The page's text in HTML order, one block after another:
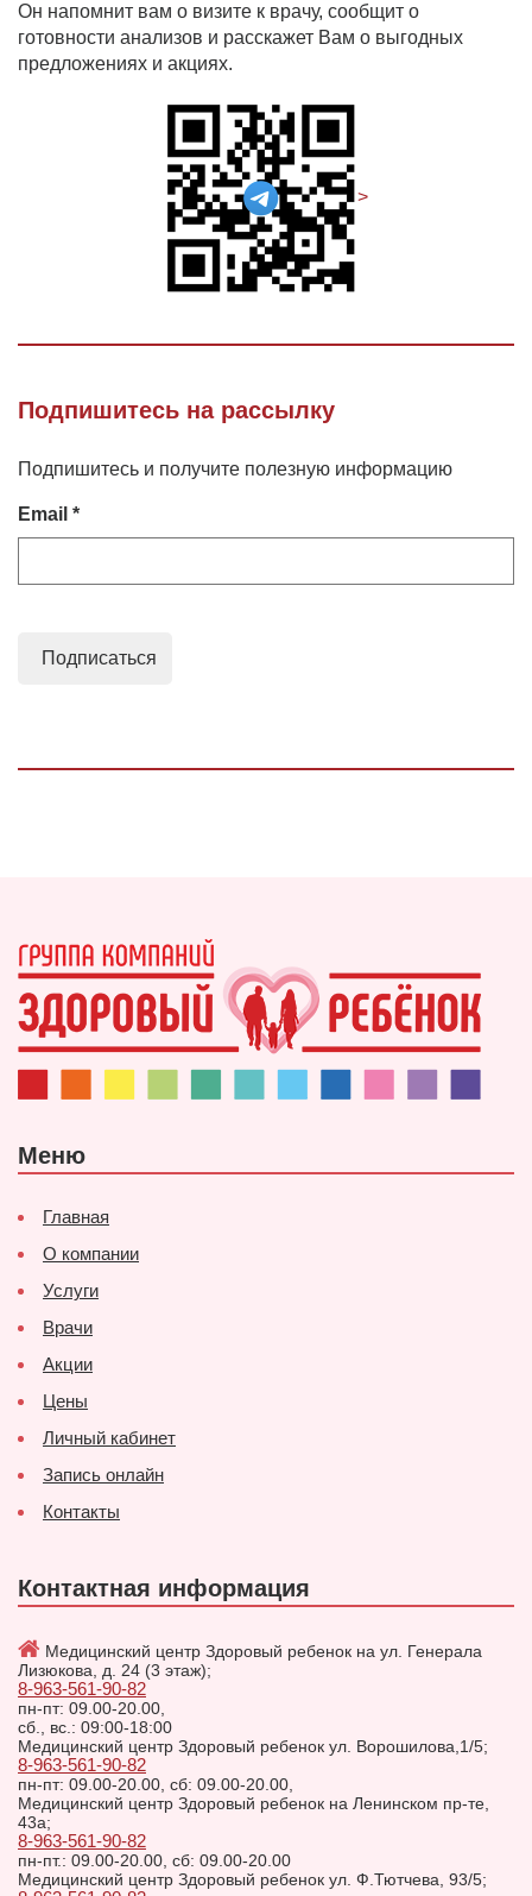
Он напомнит вам о визите к врачу, сообщит о
готовности анализов и расскажет Вам о выгодных
предложениях и акциях.
>
Подпишитесь на рассылку
Подпишитесь и получите полезную информацию
Email *
Меню
Главная
О компании
Услуги
Врачи
Акции
Цены
Личный кабинет
Запись онлайн
Контакты
Контактная информация
Медицинский центр Здоровый ребенок на ул. Генерала
Лизюкова, д. 24 (3 этаж);
8-963-561-90-82
пн-пт: 09.00-20.00,
сб., вс.: 09:00-18:00
Медицинский центр Здоровый ребенок ул. Ворошилова,1/5;
8-963-561-90-82
пн-пт: 09.00-20.00, сб: 09.00-20.00,
Медицинский центр Здоровый ребенок на Ленинском пр-те,
43а;
8-963-561-90-82
пн-пт.: 09.00-20.00, сб: 09.00-20.00
Медицинский центр Здоровый ребенок ул. Ф.Тютчева, 93/5;